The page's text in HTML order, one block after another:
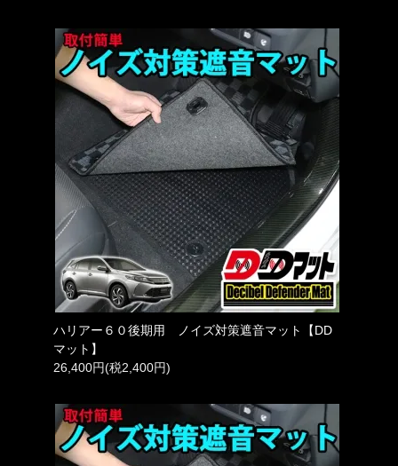
ハリアー６０後期用 ノイズ対策遮音マット【DD
マット】
26,400円(税2,400円)